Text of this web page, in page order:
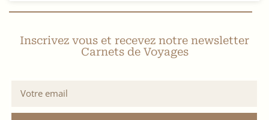
Inscrivez vous et recevez notre newsletter
Carnets de Voyages